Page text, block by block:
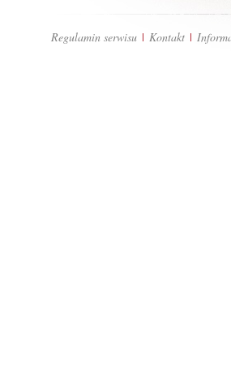
Regulamin serwisu | Kontakt |